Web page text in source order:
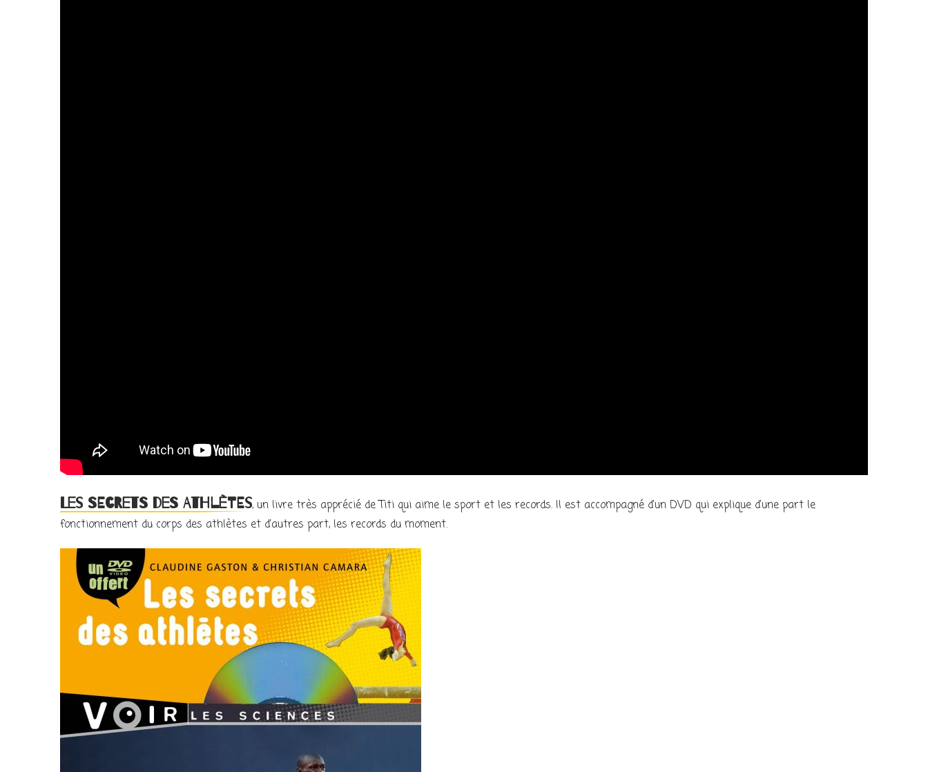
Les secrets des athlètes, un livre très apprécié de Titi qui aime le sport et les records. Il est accompagné d’un DVD qui explique d’une part le
fonctionnement du corps des athlètes et d’autres part, les records du moment.